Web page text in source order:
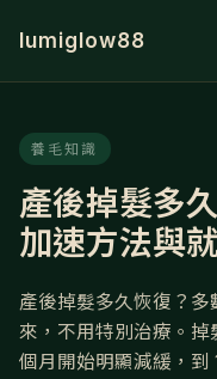
lumiglow88
養毛知識
產後掉髮多
加速方法與
產後掉髮多久恢復？多
來，不用特別治療。
個月開始明顯減緩，到